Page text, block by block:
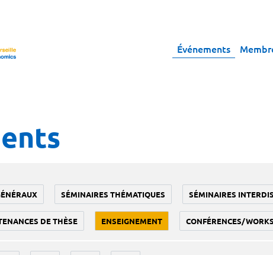
Événements
SÉMINAIRES THÉMATIQUES SÉMINAIRES
DE THÈSE ENSEIGNEMENT CONFÉRENCES/